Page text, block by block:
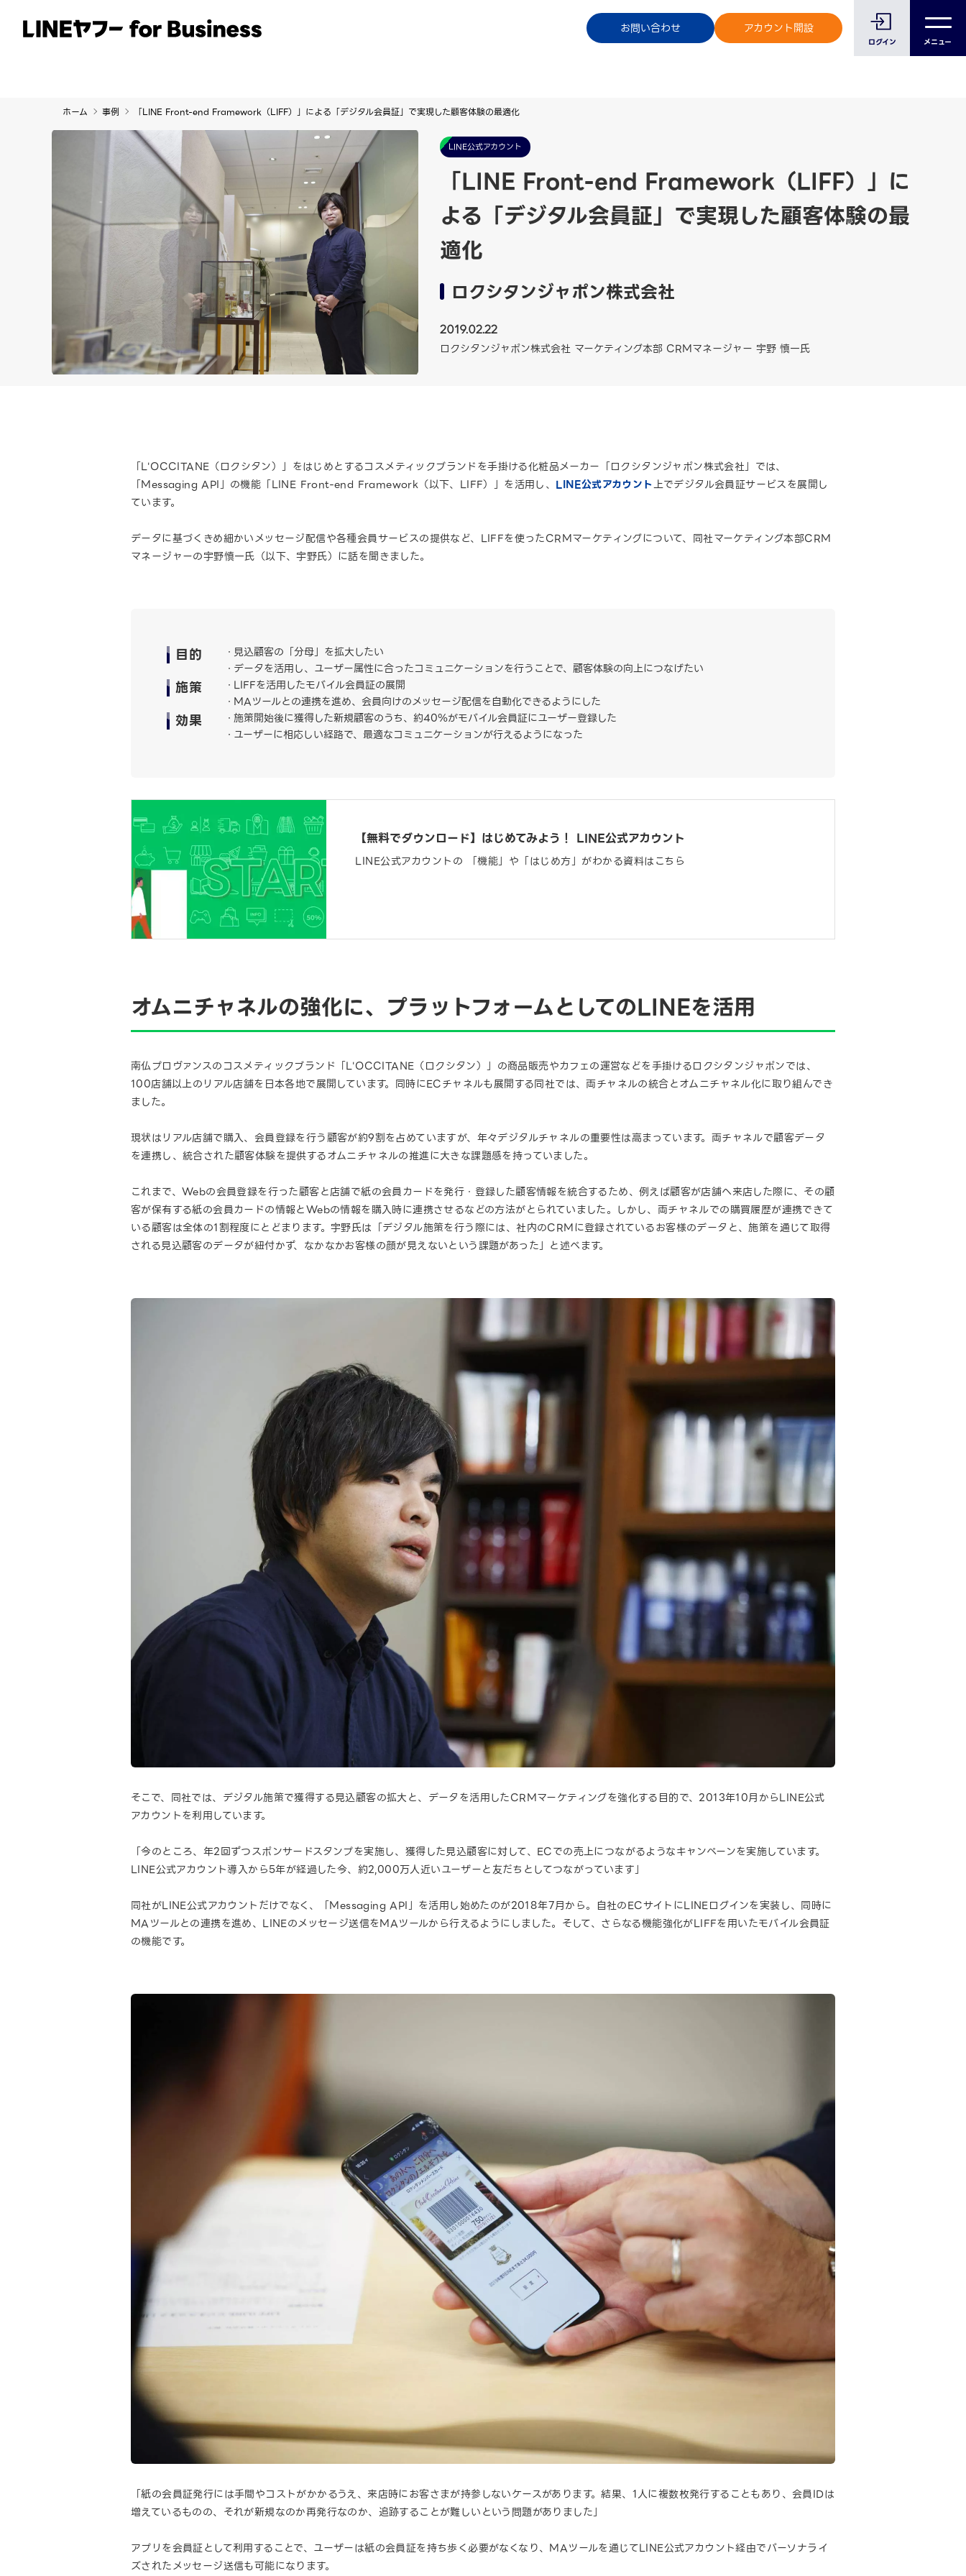
お問い合わせ アカウント開設
ログイン メニュー
サービス 事例 イベント・セミナー ご利用中のお客様へ
ホーム 事例 「LINE Front-end Framework（LIFF）」による「デジタル会員証」で実現した顧客体験の最適化
LINE公式アカウント
「LINE Front-end Framework（LIFF）」に
よる「デジタル会員証」で実現した顧客体験の最
適化
ロクシタンジャポン株式会社
2019.02.22
ロクシタンジャポン株式会社 マーケティング本部 CRMマネージャー 宇野 慎一氏
「L'OCCITANE（ロクシタン）」をはじめとするコスメティックブランドを手掛ける化粧品メーカー「ロクシタンジャポン株式会社」では、
「Messaging API」の機能「LINE Front-end Framework（以下、LIFF）」を活用し、 LINE公式アカウント上でデジタル会員証サービスを展開し
ています。
データに基づくきめ細かいメッセージ配信や各種会員サービスの提供など、LIFFを使ったCRMマーケティングについて、同社マーケティング本部CRM
マネージャーの宇野慎一氏（以下、宇野氏）に話を聞きました。
目的
見込顧客の「分母」を拡大したい
データを活用し、ユーザー属性に合ったコミュニケーションを行うことで、顧客体験の向上につなげたい
施策
LIFFを活用したモバイル会員証の展開
MAツールとの連携を進め、会員向けのメッセージ配信を自動化できるようにした
効果
施策開始後に獲得した新規顧客のうち、約40％がモバイル会員証にユーザー登録した
ユーザーに相応しい経路で、最適なコミュニケーションが行えるようになった
【無料でダウンロード】はじめてみよう！ LINE公式アカウント
LINE公式アカウントの 「機能」や「はじめ方」がわかる資料はこちら
オムニチャネルの強化に、プラットフォームとしてのLINEを活用
南仏プロヴァンスのコスメティックブランド「L'OCCITANE（ロクシタン）」の商品販売やカフェの運営などを手掛けるロクシタンジャポンでは、
100店舗以上のリアル店舗を日本各地で展開しています。同時にECチャネルも展開する同社では、両チャネルの統合とオムニチャネル化に取り組んでき
ました。
現状はリアル店舗で購入、会員登録を行う顧客が約9割を占めていますが、年々デジタルチャネルの重要性は高まっています。両チャネルで顧客データ
を連携し、統合された顧客体験を提供するオムニチャネルの推進に大きな課題感を持っていました。
これまで、Webの会員登録を行った顧客と店舗で紙の会員カードを発行・登録した顧客情報を統合するため、例えば顧客が店舗へ来店した際に、その顧
客が保有する紙の会員カードの情報とWebの情報を購入時に連携させるなどの方法がとられていました。しかし、両チャネルでの購買履歴が連携できて
いる顧客は全体の1割程度にとどまります。宇野氏は「デジタル施策を行う際には、社内のCRMに登録されているお客様のデータと、施策を通じて取得
される見込顧客のデータが紐付かず、なかなかお客様の顔が見えないという課題があった」と述べます。
そこで、同社では、デジタル施策で獲得する見込顧客の拡大と、データを活用したCRMマーケティングを強化する目的で、2013年10月からLINE公式
アカウントを利用しています。
「今のところ、年2回ずつスポンサードスタンプを実施し、獲得した見込顧客に対して、ECでの売上につながるようなキャンペーンを実施しています。
LINE公式アカウント導入から5年が経過した今、約2,000万人近いユーザーと友だちとしてつながっています」
同社がLINE公式アカウントだけでなく、「Messaging API」を活用し始めたのが2018年7月から。自社のECサイトにLINEログインを実装し、同時に
MAツールとの連携を進め、LINEのメッセージ送信をMAツールから行えるようにしました。そして、さらなる機能強化がLIFFを用いたモバイル会員証
の機能です。
「紙の会員証発行には手間やコストがかかるうえ、来店時にお客さまが持参しないケースがあります。結果、1人に複数枚発行することもあり、会員IDは
増えているものの、それが新規なのか再発行なのか、追跡することが難しいという問題がありました」
アプリを会員証として利用することで、ユーザーは紙の会員証を持ち歩く必要がなくなり、MAツールを通じてLINE公式アカウント経由でパーソナライ
ズされたメッセージ送信も可能になります。